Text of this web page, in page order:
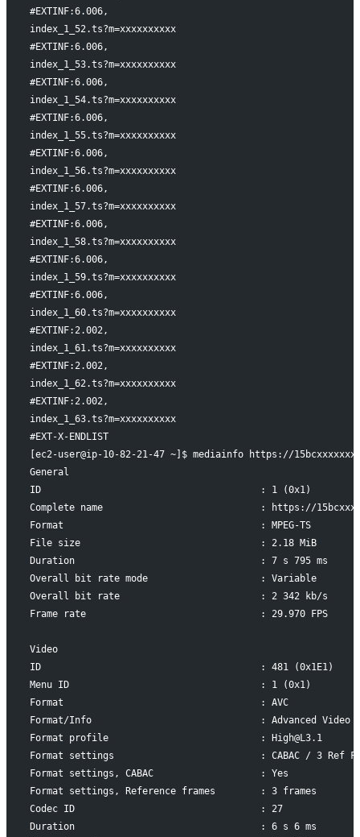
#EXTINF:6.006,
index_1_52.ts?m=xxxxxxxxxx
#EXTINF:6.006,
index_1_53.ts?m=xxxxxxxxxx
#EXTINF:6.006,
index_1_54.ts?m=xxxxxxxxxx
#EXTINF:6.006,
index_1_55.ts?m=xxxxxxxxxx
#EXTINF:6.006,
index_1_56.ts?m=xxxxxxxxxx
#EXTINF:6.006,
index_1_57.ts?m=xxxxxxxxxx
#EXTINF:6.006,
index_1_58.ts?m=xxxxxxxxxx
#EXTINF:6.006,
index_1_59.ts?m=xxxxxxxxxx
#EXTINF:6.006,
index_1_60.ts?m=xxxxxxxxxx
#EXTINF:2.002,
index_1_61.ts?m=xxxxxxxxxx
#EXTINF:2.002,
index_1_62.ts?m=xxxxxxxxxx
#EXTINF:2.002,
index_1_63.ts?m=xxxxxxxxxx
#EXT-X-ENDLIST
[ec2-user@ip-10-82-21-47 ~]$ mediainfo https://
General
ID                                       : 1 (0x1)
Complete name                            : https://
Format                                   : MPEG-TS
File size                                : 2.18 MiB
Duration                                 : 7 s 795 ms
Overall bit rate mode                    : Variable
Overall bit rate                         : 2 342 kb/s
Frame rate                               : 29.970 FPS
Video
ID                                       : 481 (0x1E1)
Menu ID                                  : 1 (0x1)
Format                                   : AVC
Format/Info                              : Advanced Video
Format profile                           : High@L3.1
Format settings                          : CABAC / 3 Ref
Format settings, CABAC                   : Yes
Format settings, Reference frames        : 3 frames
Codec ID                                 : 27
Duration                                 : 6 s 6 ms